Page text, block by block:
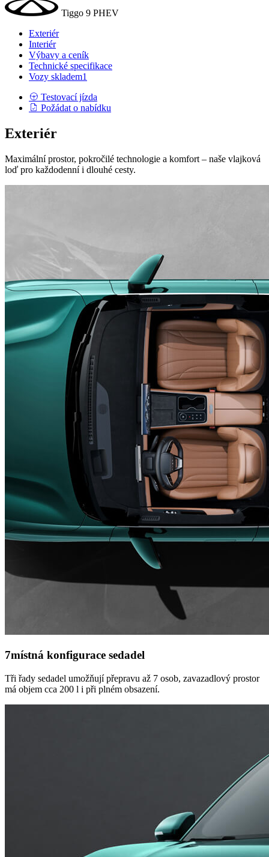
Tiggo 9 PHEV
Exteriér
Interiér
Výbavy a ceník
Technické specifikace
Vozy skladem1
Testovací jízda
Požádat o nabídku
Exteriér
Maximální prostor, pokročilé technologie a komfort – naše vlajková
loď pro každodenní i dlouhé cesty.
7místná konfigurace sedadel
Tři řady sedadel umožňují přepravu až 7 osob, zavazadlový prostor
má objem cca 200 l i při plném obsazení.